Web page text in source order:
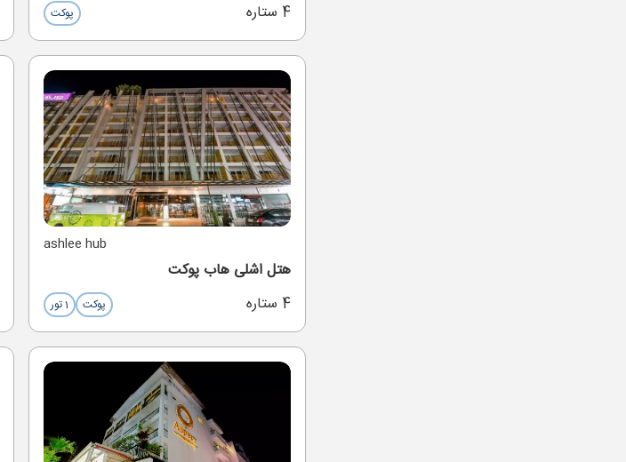
4 ستاره
پوکت
ashlee hub
هتل اشلی هاب پوکت
4 ستاره
پوکت 1 تور